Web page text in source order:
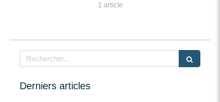
1 article
Rechercher
Derniers articles